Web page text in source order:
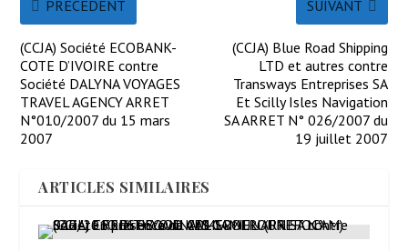
PRÉCÉDENT
(CCJA) Société ECOBANK-
COTE D’IVOIRE contre
Société DALYNA VOYAGES
TRAVEL AGENCY ARRET
N°010/2007 du 15 mars
2007
SUIVANT
(CCJA) Blue Road Shipping
LTD et autres contre
Transways Entreprises SA
Et Scilly Isles Navigation
SA ARRET N° 026/2007 du
19 juillet 2007
ARTICLES SIMILAIRES